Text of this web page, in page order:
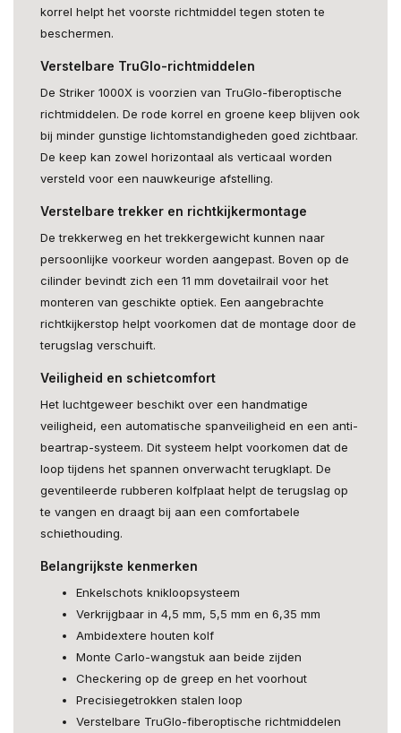
korrel helpt het voorste richtmiddel tegen stoten te
beschermen.
Verstelbare TruGlo-richtmiddelen
De Striker 1000X is voorzien van TruGlo-fiberoptische
richtmiddelen. De rode korrel en groene keep blijven ook
bij minder gunstige lichtomstandigheden goed zichtbaar.
De keep kan zowel horizontaal als verticaal worden
versteld voor een nauwkeurige afstelling.
Verstelbare trekker en richtkijkermontage
De trekkerweg en het trekkergewicht kunnen naar
persoonlijke voorkeur worden aangepast. Boven op de
cilinder bevindt zich een 11 mm dovetailrail voor het
monteren van geschikte optiek. Een aangebrachte
richtkijkerstop helpt voorkomen dat de montage door de
terugslag verschuift.
Veiligheid en schietcomfort
Het luchtgeweer beschikt over een handmatige
veiligheid, een automatische spanveiligheid en een anti-
beartrap-systeem. Dit systeem helpt voorkomen dat de
loop tijdens het spannen onverwacht terugklapt. De
geventileerde rubberen kolfplaat helpt de terugslag op
te vangen en draagt bij aan een comfortabele
schiethouding.
Belangrijkste kenmerken
Enkelschots knikloopsysteem
Verkrijgbaar in 4,5 mm, 5,5 mm en 6,35 mm
Ambidextere houten kolf
Monte Carlo-wangstuk aan beide zijden
Checkering op de greep en het voorhout
Precisiegetrokken stalen loop
Verstelbare TruGlo-fiberoptische richtmiddelen